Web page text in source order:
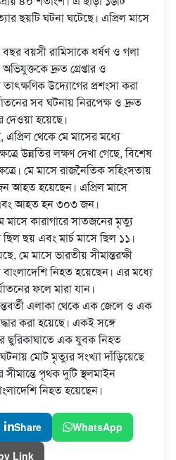
ছয়টি ঘটনা ঘটেছে। এপ্রিল মাসে
বয়সী রামিসাকে ধর্ষণ ও গলা
দ্রুত গ্রেপ্তার ও
তাৎক্ষণিক উদ্যোগের প্রশংসা করা
সব ঘটনায় নিরপেক্ষ ও দ্রুত
দেওয়া হয়েছে।
থেকে মে মাসের মধ্যে
উন্নতির লক্ষণ দেখা গেছে, বিশেষ
মে মাসে রাজনৈতিক সহিংসতায়
আহত হয়েছেন। এপ্রিল মাসে
আহত হন ৩০৩ জন।
কারাগারে সাতজনের মৃত্যু
ছয় এবং মার্চ মাসে ছিল ১১।
মে মাসে ভারতীয় সীমান্তরক্ষী
নিহত হয়েছেন। এর মধ্যে
ফলে মারা যান।
এলাকা থেকে এক জেলে ও এক
করা হয়েছে। একই সঙ্গে
ছুরিকাঘাতে এক যুবক নিহত
ঘটনায় মোট মৃত্যুর সংখ্যা দাঁড়িয়েছে
পৃথক দুটি স্থলমাইন
নিহত হয়েছেন।
Share WhatsApp
Link